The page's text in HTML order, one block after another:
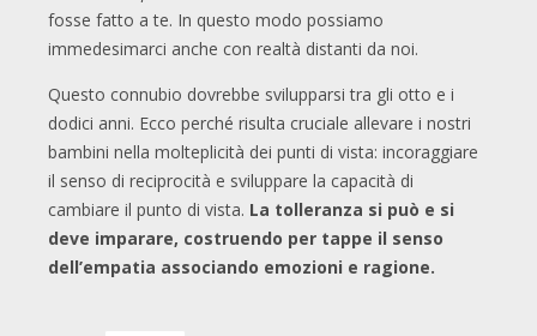
fosse fatto a te. In questo modo possiamo
immedesimarci anche con realtà distanti da noi.
Questo connubio dovrebbe svilupparsi tra gli otto e i
dodici anni. Ecco perché risulta cruciale allevare i nostri
bambini nella molteplicità dei punti di vista: incoraggiare
il senso di reciprocità e sviluppare la capacità di
cambiare il punto di vista. La tolleranza si può e si
deve imparare, costruendo per tappe il senso
dell’empatia associando emozioni e ragione.